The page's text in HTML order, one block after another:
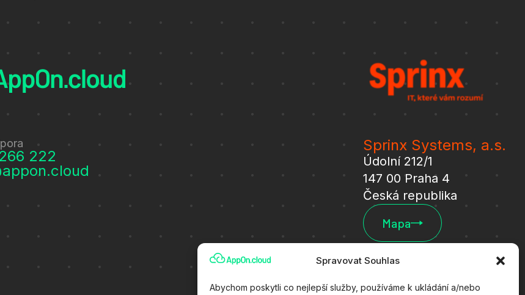
Spravovat Souhlas
Abychom poskytli co nejlepší služby, používáme k ukládání a/nebo
222
Sprinx Systems, a.s.
Údolní 212/1
147 00 Praha 4
Česká republika
Mapa